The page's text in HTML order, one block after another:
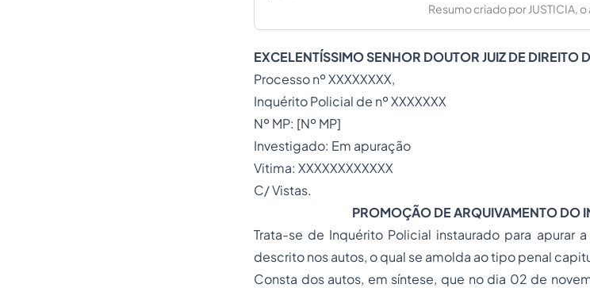
Resumo criado por JUSTICIA,
EXCELENTÍSSIMO SENHOR DOUTOR JUIZ DE DIREITO
Processo nº XXXXXXXX,
Inquérito Policial de nº XXXXXXX
Nº MP: [Nº MP]
Investigado: Em apuração
Vitima: XXXXXXXXXXXX
C/ Vistas.
PROMOÇÃO DE ARQUIVAMENTO DO
Trata-se de Inquérito Policial instaurado para apurar
descrito nos autos, o qual se amolda ao tipo penal
Consta dos autos, em síntese, que no dia 02 de